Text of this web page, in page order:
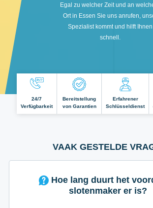
Egal zu welcher Zeit und an
Ort in Essen Sie uns anrufen,
Spezialist kommt und hilft Ihnen
schnell.
24/7
Verfügbarkeit
Bereitstellung
von Garantien
Erfahrener
Schlüsseldienst
VAAK GESTELDE
slotenmaker er is?